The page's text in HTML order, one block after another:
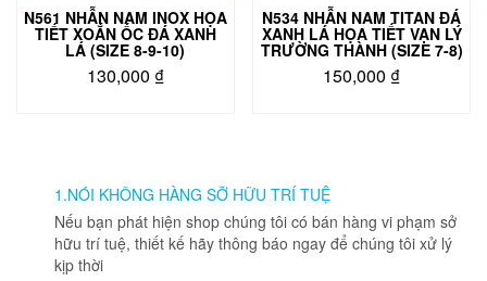
N561 NHẪN NAM INOX HỌA
TIẾT XOẮN ỐC ĐÁ XANH
LÁ (SIZE 8-9-10)
130,000 ₫
nhiều
biến
thể.
Các
N534 NHẪN NAM TITAN ĐÁ
XANH LÁ HỌA TIẾT VẠN LÝ
TRƯỜNG THÀNH (SIZE 7-8)
150,000 ₫
biến
thể.
Các
1.NÓI KHÔNG HÀNG SỠ HỮU TRÍ TUỆ
Nếu bạn phát hiện shop chúng tôi có bán hàng vi phạm sở
hữu trí tuệ, thiết kế hãy thông báo ngay để chúng tôi xử lý
kịp thời